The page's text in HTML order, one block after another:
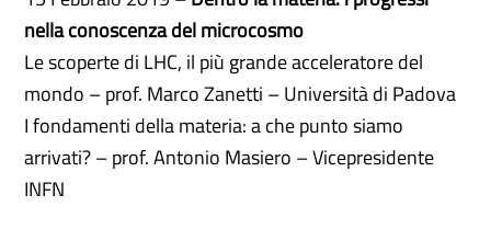
nella conoscenza del microcosmo
Le scoperte di LHC, il più grande acceleratore del
mondo – prof. Marco Zanetti – Università di Padova
I fondamenti della materia: a che punto siamo
arrivati? – prof. Antonio Masiero – Vicepresidente
INFN